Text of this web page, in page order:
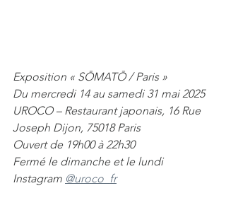
Exposition « SŌMATŌ / Paris »
Du mercredi 14 au samedi 31 mai 2025
UROCO – Restaurant japonais, 16 Rue
Joseph Dijon, 75018 Paris
Ouvert de 19h00 à 22h30
Fermé le dimanche et le lundi
Instagram @uroco_fr